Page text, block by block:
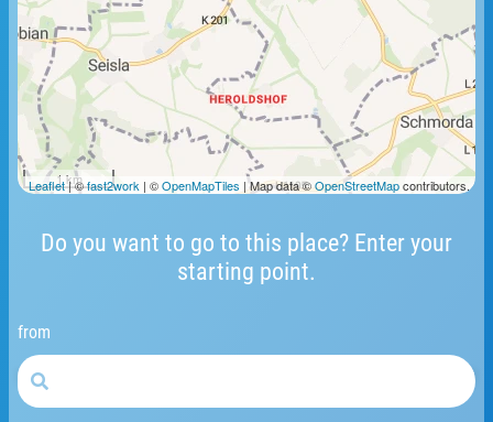
Do you want to go to this place? Enter your
starting point.
from
1 km
Leaflet| ©fast2work | ©OpenMapTiles | Map data ©OpenStreetMapcontributors.